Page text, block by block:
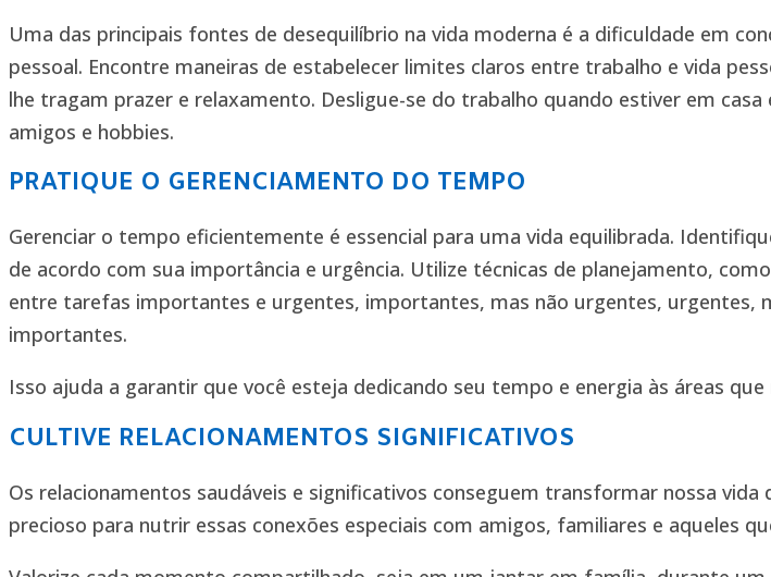
Uma das principais fontes de desequilíbrio na vida moderna é a dificuldade em
pessoal. Encontre maneiras de estabelecer limites claros entre trabalho e vida
lhe tragam prazer e relaxamento. Desligue-se do trabalho quando estiver em
amigos e hobbies.
PRATIQUE O GERENCIAMENTO DO TEMPO
Gerenciar o tempo eficientemente é essencial para uma vida equilibrada.
de acordo com sua importância e urgência. Utilize técnicas de planejamento,
entre tarefas importantes e urgentes, importantes, mas não urgentes, urgentes,
importantes.
Isso ajuda a garantir que você esteja dedicando seu tempo e energia às áreas
CULTIVE RELACIONAMENTOS SIGNIFICATIVOS
Os relacionamentos saudáveis e significativos conseguem transformar nossa
precioso para nutrir essas conexões especiais com amigos, familiares e aqueles